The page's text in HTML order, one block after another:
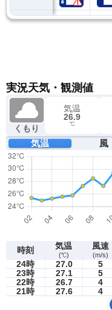
実況天気・観測値
くもり
気温
26.9
℃
気温 風
時刻 気温
(℃)
風速
(m/s)
24時 27.0 5
23時
27.1 5
22時
26.7 4
21時
27.6 4